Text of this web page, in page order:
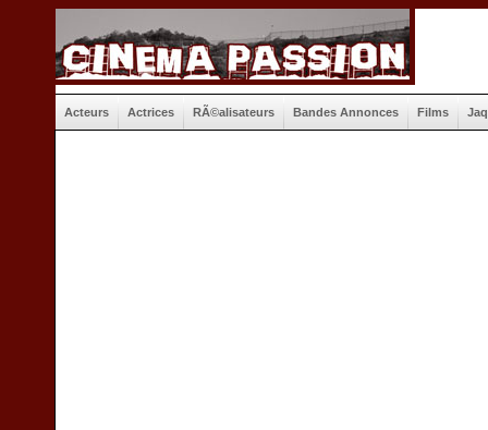
Acteurs Actrices RÃ©alisateurs Bandes Annonces Films